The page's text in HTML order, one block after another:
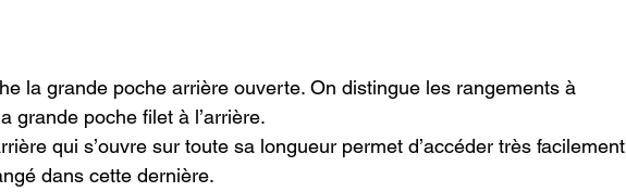
la grande poche arrière ouverte. On distingue les rangements à
grande poche filet à l’arrière.
qui s’ouvre sur toute sa longueur permet d’accéder très facilement
dans cette dernière.